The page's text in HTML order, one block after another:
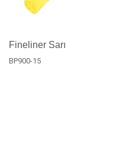
Fineliner Sarı
BP900-15